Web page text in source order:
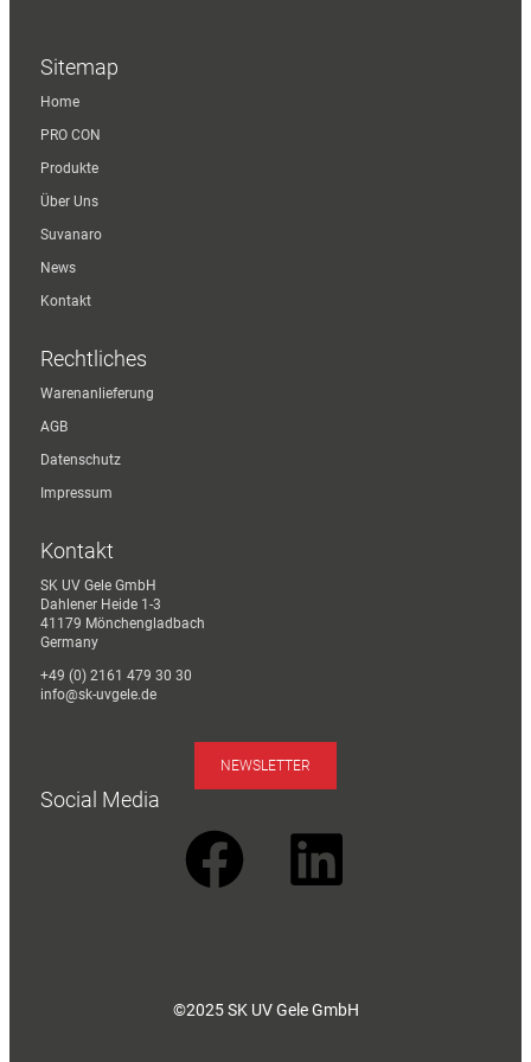
Sitemap
Home
PRO CON
Produkte
Über Uns
Suvanaro
News
Kontakt
Rechtliches
Warenanlieferung
AGB
Datenschutz
Impressum
Kontakt
SK UV Gele GmbH
Dahlener Heide 1-3
41179 Mönchengladbach
Germany
+49 (0) 2161 479 30 30
info@sk-uvgele.de
NEWSLETTER
Social Media
©2025 SK UV Gele GmbH